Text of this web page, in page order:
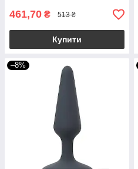
461,70 ₴ 513 ₴
Купити
–8%